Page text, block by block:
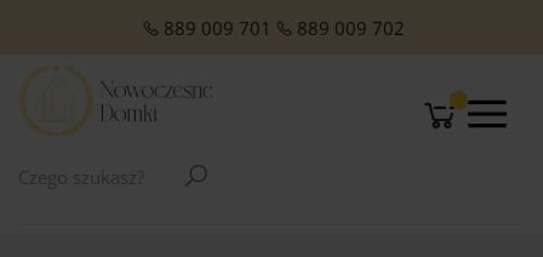
889 009 701 889 009 702